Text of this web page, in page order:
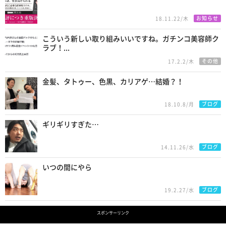
18.11.22/木 お知らせ
こういう新しい取り組みいいですね。ガチンコ美容師ク
ラブ！...
17.2.2/木 その他
金髪、タトゥー、色黒、カリアゲ…結婚？！
18.10.8/月 ブログ
ギリギリすぎた…
14.11.26/水 ブログ
いつの間にやら
19.2.27/水 ブログ
スポンサーリンク